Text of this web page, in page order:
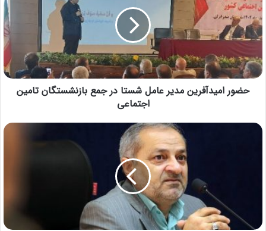
حضور امیدآفرین مدیر عامل شستا در جمع بازنشستگان تامین
اجتماعی